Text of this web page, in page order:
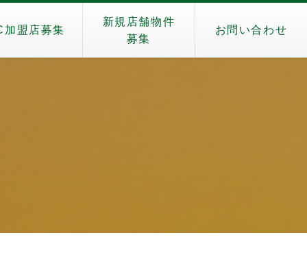
加盟店募集
新規店舗物件
募集
お問い合わせ